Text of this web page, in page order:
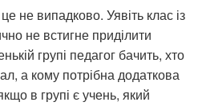
не випадково. Уявіть клас із
не встигне приділити
групі педагог бачить, хто
а кому потрібна додаткова
в групі є учень, який